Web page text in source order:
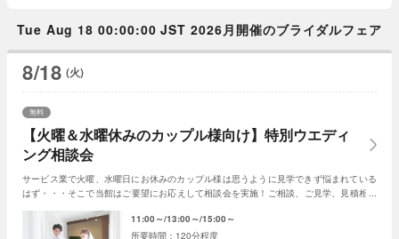
Tue Aug 18 00:00:00 JST 2026月開催のブライダルフェア
8/18 (火)
【火曜＆水曜休みのカップル様向け】特別ウエディ
ング相談会
無料
サービス業で火曜、水曜日にお休みのカップル様は思うように見学できず悩まれている
はず・・・そこで当館はご要望にお応えして相談会を実施！ご相談、ご見学、見積相談
11:00～ 13:00～ 15:00～
120分程度